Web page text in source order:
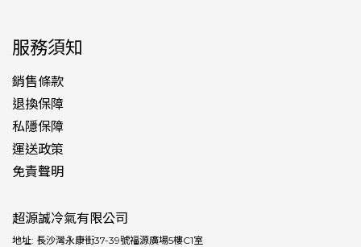
服務須知
銷售條款
退換保障
私隱保障
運送政策
免責聲明
超源誠冷氣有限公司
地址: 長沙灣永康街37-39號福源廣場5樓C1室